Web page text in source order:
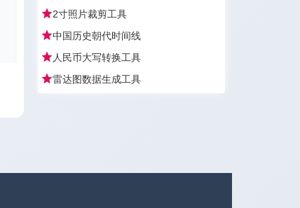
2寸照片裁剪工具
中国历史朝代时间线
人民币大写转换工具
雷达图数据生成工具